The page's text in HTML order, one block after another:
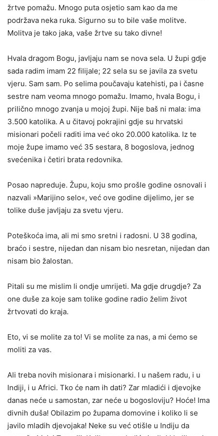
žrtve pomažu. Mnogo puta osjetio sam kao da me
podržava neka ruka. Sigurno su to bile vaše molitve.
Molitva je tako jaka, vaše žrtve su tako divne!
Hvala dragom Bogu, javljaju nam se nova sela. U župi gdje
sada radim imam 22 filijale; 22 sela su se javila za svetu
vjeru. Sam sam. Po selima poučavaju katehisti, pa i časne
sestre nam veoma mnogo pomažu. Imamo, hvala Bogu, i
prilično mnogo zvanja u mojoj župi. Nije baš ni mala: ima
3.500 katolika. A u čitavoj po­krajini gdje su hrvatski
misionari počeli raditi ima već oko 20.000 katolika. Iz te
moje župe imamo već 35 sestara, 8 bogoslova, jednog
svećenika i četiri brata redovnika.
Posao napreduje. Župu, koju smo prošle godine osnovali i
na­zvali »Marijino selo«, već ove godine dijelimo, jer se
tolike duše javljaju za svetu vjeru.
Poteškoća ima, ali mi smo sretni i radosni. U 38 godina,
braćo i sestre, nijedan dan nisam bio nesretan, nijedan dan
nisam bio žalostan.
Pitali su me mislim li ondje umrijeti. Ma gdje drugdje? Za
one duše za koje sam tolike godine radio želim život
žrtvovati do kraja.
Eto, vi se molite za to! Vi se molite za nas, a mi ćemo se
moliti za vas.
Ali treba novih misionara i misionarki. I u našem radu, i u
Indiji, i u Africi. Tko će nam ih dati? Zar mladići i djevojke
danas neće u samostan, zar neće u bogosloviju? Hoće! Ima
divnih duša! Obilazim po župama domovine i koliko li se
javilo mladih djevojaka! Neke su već otišle u Indiju da